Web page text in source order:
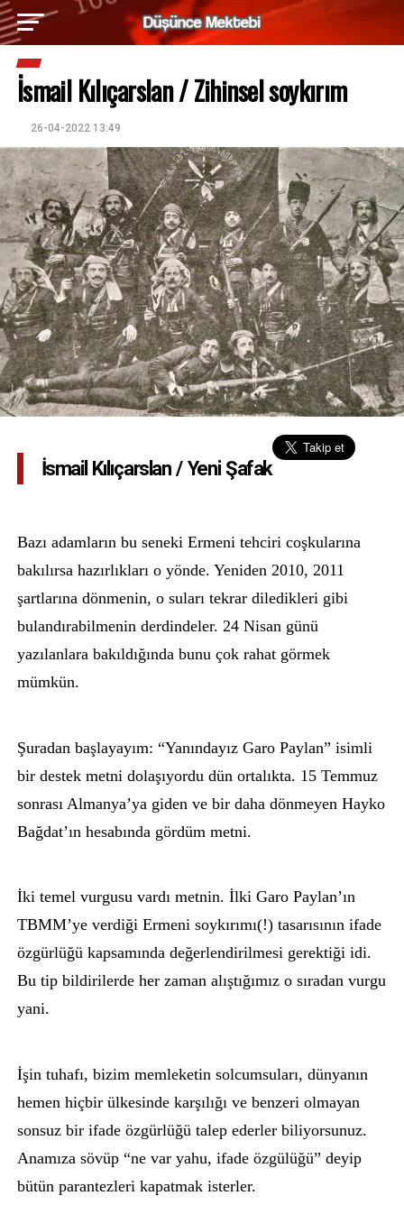
İsmail Kılıçarslan / Zihinsel soykırım
26-04-2022 13:49
İsmail Kılıçarslan / Yeni Şafak
Bazı adamların bu seneki Ermeni tehciri coşkularına
bakılırsa hazırlıkları o yönde. Yeniden 2010, 2011
şartlarına dönmenin, o suları tekrar diledikleri gibi
bulandırabilmenin derdindeler. 24 Nisan günü
yazılanlara bakıldığında bunu çok rahat görmek
mümkün.
Şuradan başlayayım: “Yanındayız Garo Paylan” isimli
bir destek metni dolaşıyordu dün ortalıkta. 15 Temmuz
sonrası Almanya’ya giden ve bir daha dönmeyen Hayko
Bağdat’ın hesabında gördüm metni.
İki temel vurgusu vardı metnin. İlki Garo Paylan’ın
TBMM’ye verdiği Ermeni soykırımı(!) tasarısının ifade
özgürlüğü kapsamında değerlendirilmesi gerektiği idi.
Bu tip bildirilerde her zaman alıştığımız o sıradan vurgu
yani.
İşin tuhafı, bizim memleketin solcumsuları, dünyanın
hemen hiçbir ülkesinde karşılığı ve benzeri olmayan
sonsuz bir ifade özgürlüğü talep ederler biliyorsunuz.
Anamıza sövüp “ne var yahu, ifade özgülüğü” deyip
bütün parantezleri kapatmak isterler.